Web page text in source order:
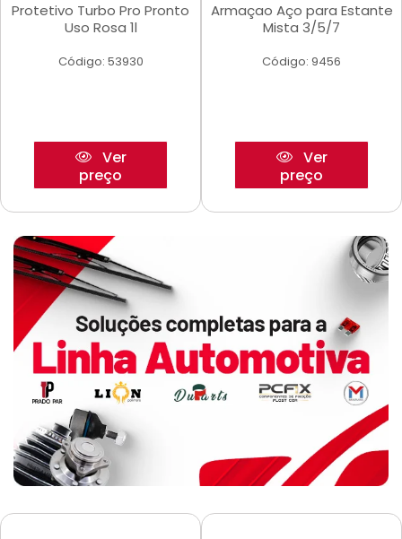
Protetivo Turbo Pro Pronto
Uso Rosa 1l
Código: 53930
Ver
preço
Armaçao Aço para Estante
Mista 3/5/7
Código: 9456
Ver
preço